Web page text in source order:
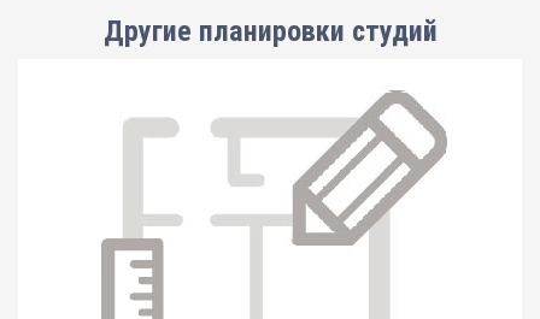
Другие планировки студий